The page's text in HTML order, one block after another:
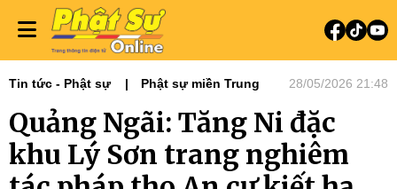
Tin tức - Phật sự Phật sự miền Trung 28/05/2026 21:48
Quảng Ngãi: Tăng Ni đặc
khu Lý Sơn trang nghiêm